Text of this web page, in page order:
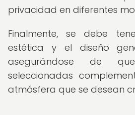
privacidad en diferentes
Finalmente, se debe
estética y el diseño
asegurándose de
seleccionadas
atmósfera que se desean